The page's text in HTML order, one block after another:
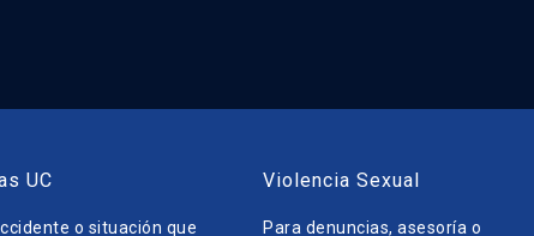
UC
o situación que
Violencia Sexual
Para denuncias, asesoría o